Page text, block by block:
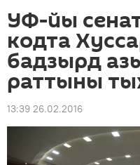
УФ-йы
кодта
бадзырд
раттыны
13:39 26.02.2016